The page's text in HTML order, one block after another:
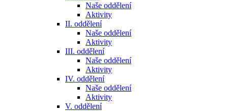
Naše oddělení
Aktivity
II. oddělení
Naše oddělení
Aktivity
III. oddělení
Naše oddělení
Aktivity
IV. oddělení
Naše oddělení
Aktivity
V. oddělení